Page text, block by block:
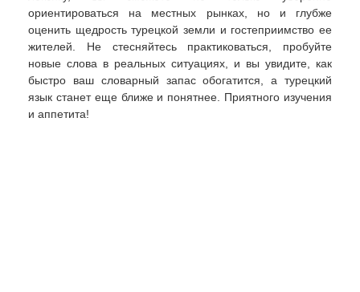
ориентироваться на местных рынках, но и глубже
оценить щедрость турецкой земли и гостеприимство ее
жителей. Не стесняйтесь практиковаться, пробуйте
новые слова в реальных ситуациях, и вы увидите, как
быстро ваш словарный запас обогатится, а турецкий
язык станет еще ближе и понятнее. Приятного изучения
и аппетита!